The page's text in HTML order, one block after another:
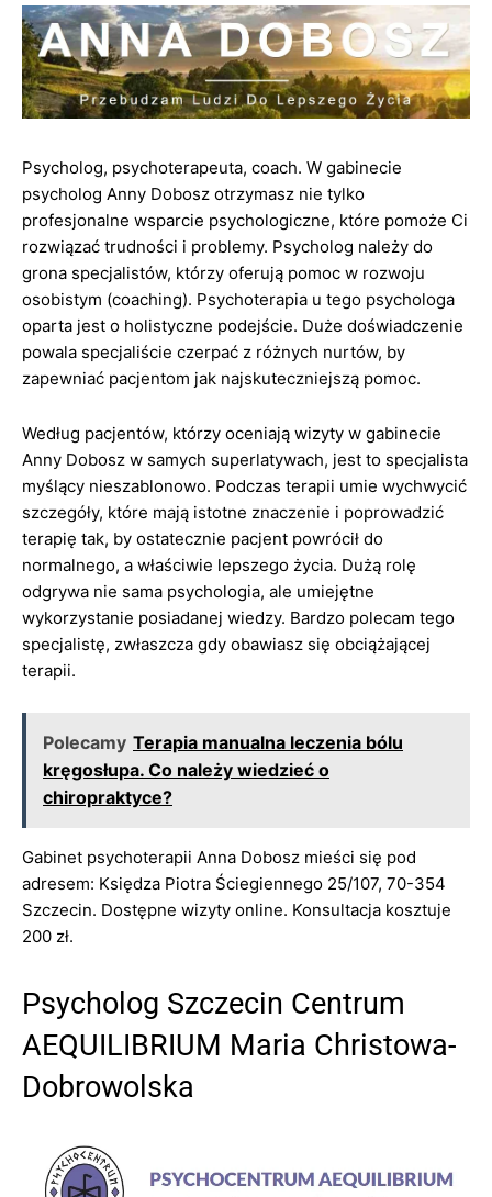
Psycholog, psychoterapeuta, coach. W gabinecie
psycholog Anny Dobosz otrzymasz nie tylko
profesjonalne wsparcie psychologiczne, które pomoże Ci
rozwiązać trudności i problemy. Psycholog należy do
grona specjalistów, którzy oferują pomoc w rozwoju
osobistym (coaching). Psychoterapia u tego psychologa
oparta jest o holistyczne podejście. Duże doświadczenie
powala specjaliście czerpać z różnych nurtów, by
zapewniać pacjentom jak najskuteczniejszą pomoc.
Według pacjentów, którzy oceniają wizyty w gabinecie
Anny Dobosz w samych superlatywach, jest to specjalista
myślący nieszablonowo. Podczas terapii umie wychwycić
szczegóły, które mają istotne znaczenie i poprowadzić
terapię tak, by ostatecznie pacjent powrócił do
normalnego, a właściwie lepszego życia. Dużą rolę
odgrywa nie sama psychologia, ale umiejętne
wykorzystanie posiadanej wiedzy. Bardzo polecam tego
specjalistę, zwłaszcza gdy obawiasz się obciążającej
terapii.
Polecamy Terapia manualna leczenia bólu
kręgosłupa. Co należy wiedzieć o
chiropraktyce?
Gabinet psychoterapii Anna Dobosz mieści się pod
adresem: Księdza Piotra Ściegiennego 25/107, 70-354
Szczecin. Dostępne wizyty online. Konsultacja kosztuje
200 zł.
Psycholog Szczecin Centrum
AEQUILIBRIUM Maria Christowa-
Dobrowolska